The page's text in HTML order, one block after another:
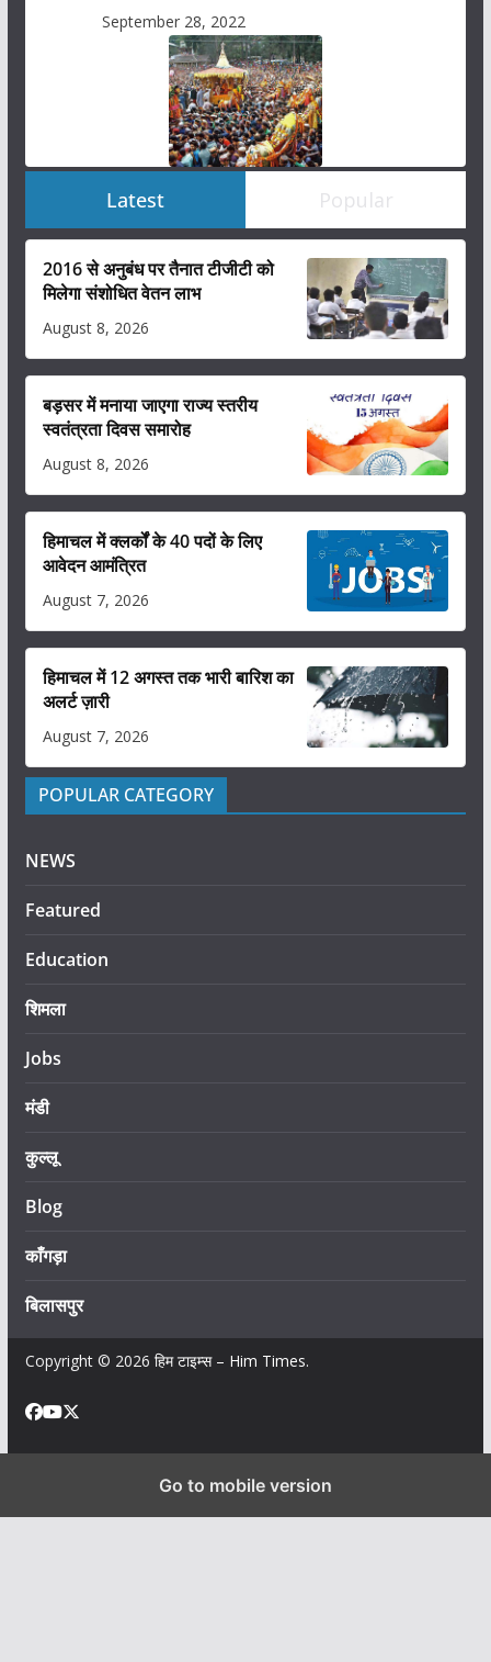
September 28, 2022
Latest Popular
2016 से अनुबंध पर तैनात टीजीटी को
मिलेगा संशोधित वेतन लाभ
August 8, 2026
बड़सर में मनाया जाएगा राज्य स्तरीय
स्वतंत्रता दिवस समारोह
August 8, 2026
हिमाचल में क्लर्कों के 40 पदों के लिए
आवेदन आमंत्रित
August 7, 2026
हिमाचल में 12 अगस्त तक भारी बारिश का
अलर्ट ज़ारी
August 7, 2026
POPULAR CATEGORY
NEWS
Featured
Education
शिमला
Jobs
मंडी
कुल्लू
Blog
काँगड़ा
बिलासपुर
Copyright © 2026 हिम टाइम्स – Him Times.
Go to mobile version